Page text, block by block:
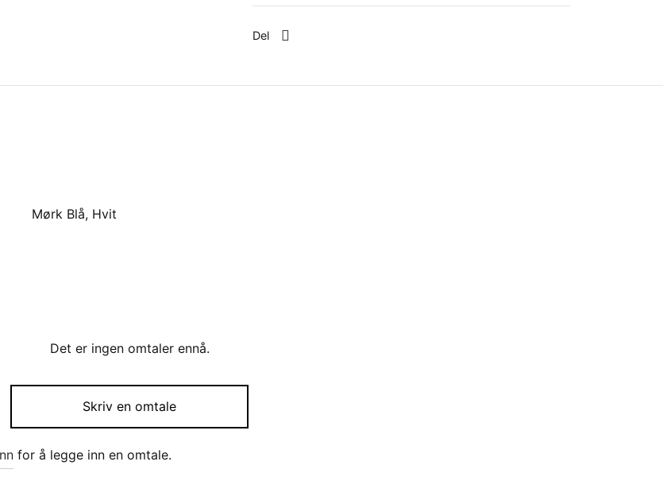
Del
Mørk Blå, Hvit
Det er ingen omtaler ennå.
Skriv en omtale
for å legge inn en omtale.